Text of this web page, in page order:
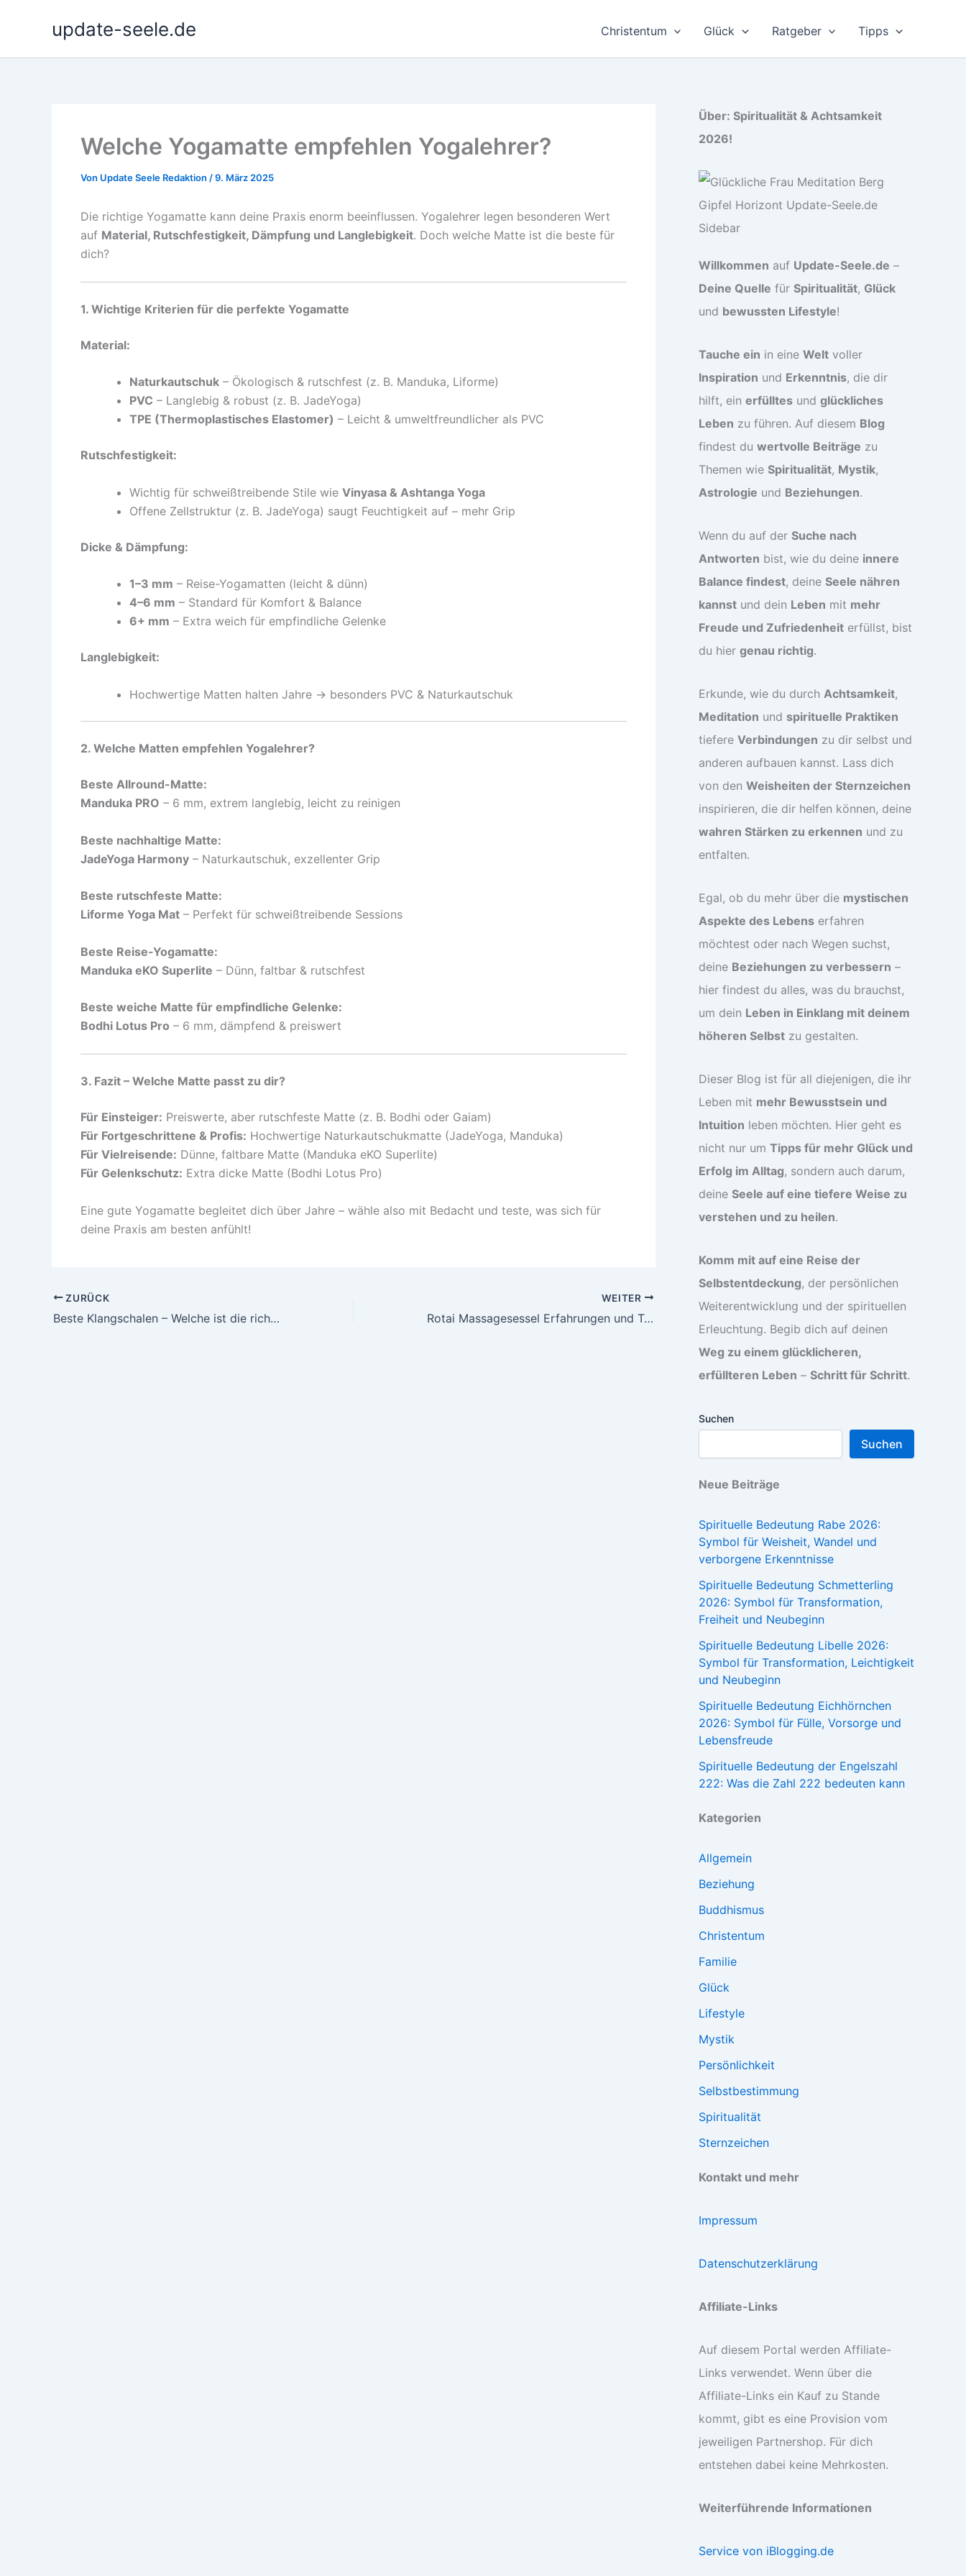
update-seele.de Christentum Glück Ratgeber Tipps
Welche Yogamatte empfehlen Yogalehrer?
Von Update Seele Redaktion /9. März 2025
Die richtige Yogamatte kann deine Praxis enorm beeinflussen. Yogalehrer legen besonderen Wert
auf Material, Rutschfestigkeit, Dämpfung und Langlebigkeit. Doch welche Matte ist die beste für
dich?
1. Wichtige Kriterien für die perfekte Yogamatte
Material:
Naturkautschuk – Ökologisch & rutschfest (z. B. Manduka, Liforme)
PVC – Langlebig & robust (z. B. JadeYoga)
TPE (Thermoplastisches Elastomer) – Leicht & umweltfreundlicher als PVC
Rutschfestigkeit:
Wichtig für schweißtreibende Stile wie Vinyasa & Ashtanga Yoga
Offene Zellstruktur (z. B. JadeYoga) saugt Feuchtigkeit auf – mehr Grip
Dicke & Dämpfung:
1–3 mm – Reise-Yogamatten (leicht & dünn)
4–6 mm – Standard für Komfort & Balance
6+ mm – Extra weich für empfindliche Gelenke
Langlebigkeit:
Hochwertige Matten halten Jahre → besonders PVC & Naturkautschuk
2. Welche Matten empfehlen Yogalehrer?
Beste Allround-Matte:
Manduka PRO – 6 mm, extrem langlebig, leicht zu reinigen
Beste nachhaltige Matte:
JadeYoga Harmony – Naturkautschuk, exzellenter Grip
Beste rutschfeste Matte:
Liforme Yoga Mat – Perfekt für schweißtreibende Sessions
Beste Reise-Yogamatte:
Manduka eKO Superlite – Dünn, faltbar & rutschfest
Beste weiche Matte für empfindliche Gelenke:
Bodhi Lotus Pro – 6 mm, dämpfend & preiswert
3. Fazit – Welche Matte passt zu dir?
Für Einsteiger: Preiswerte, aber rutschfeste Matte (z. B. Bodhi oder Gaiam)
Für Fortgeschrittene & Profis: Hochwertige Naturkautschukmatte (JadeYoga, Manduka)
Für Vielreisende: Dünne, faltbare Matte (Manduka eKO Superlite)
Für Gelenkschutz: Extra dicke Matte (Bodhi Lotus Pro)
Eine gute Yogamatte begleitet dich über Jahre – wähle also mit Bedacht und teste, was sich für
deine Praxis am besten anfühlt!
ZURÜCK
Beste Klangschalen – Welche ist die richtige für dich?
WEITER
Rotai Massagesessel Erfahrungen und Testberichte
Über: Spiritualität & Achtsamkeit
2026!
Willkommen auf Update-Seele.de –
Deine Quelle für Spiritualität, Glück
und bewussten Lifestyle!
Tauche ein in eine Welt voller
Inspiration und Erkenntnis, die dir
hilft, ein erfülltes und glückliches
Leben zu führen. Auf diesem Blog
findest du wertvolle Beiträge zu
Themen wie Spiritualität, Mystik,
Astrologie und Beziehungen.
Wenn du auf der Suche nach
Antworten bist, wie du deine innere
Balance findest, deine Seele nähren
kannst und dein Leben mit mehr
Freude und Zufriedenheit erfüllst, bist
du hier genau richtig.
Erkunde, wie du durch Achtsamkeit,
Meditation und spirituelle Praktiken
tiefere Verbindungen zu dir selbst und
anderen aufbauen kannst. Lass dich
von den Weisheiten der Sternzeichen
inspirieren, die dir helfen können, deine
wahren Stärken zu erkennen und zu
entfalten.
Egal, ob du mehr über die mystischen
Aspekte des Lebens erfahren
möchtest oder nach Wegen suchst,
deine Beziehungen zu verbessern –
hier findest du alles, was du brauchst,
um dein Leben in Einklang mit deinem
höheren Selbst zu gestalten.
Dieser Blog ist für all diejenigen, die ihr
Leben mit mehr Bewusstsein und
Intuition leben möchten. Hier geht es
nicht nur um Tipps für mehr Glück und
Erfolg im Alltag, sondern auch darum,
deine Seele auf eine tiefere Weise zu
verstehen und zu heilen.
Komm mit auf eine Reise der
Selbstentdeckung, der persönlichen
Weiterentwicklung und der spirituellen
Erleuchtung. Begib dich auf deinen
Weg zu einem glücklicheren,
erfüllteren Leben – Schritt für Schritt.
Suchen
Suchen
Neue Beiträge
Spirituelle Bedeutung Rabe 2026:
Symbol für Weisheit, Wandel und
verborgene Erkenntnisse
Spirituelle Bedeutung Schmetterling
2026: Symbol für Transformation,
Freiheit und Neubeginn
Spirituelle Bedeutung Libelle 2026:
Symbol für Transformation, Leichtigkeit
und Neubeginn
Spirituelle Bedeutung Eichhörnchen
2026: Symbol für Fülle, Vorsorge und
Lebensfreude
Spirituelle Bedeutung der Engelszahl
222: Was die Zahl 222 bedeuten kann
Kategorien
Allgemein
Beziehung
Buddhismus
Christentum
Familie
Glück
Lifestyle
Mystik
Persönlichkeit
Selbstbestimmung
Spiritualität
Sternzeichen
Kontakt und mehr
Impressum
Datenschutzerklärung
Affiliate-Links
Auf diesem Portal werden Affiliate-
Links verwendet. Wenn über die
Affiliate-Links ein Kauf zu Stande
kommt, gibt es eine Provision vom
jeweiligen Partnershop. Für dich
entstehen dabei keine Mehrkosten.
Weiterführende Informationen
Service von iBlogging.de